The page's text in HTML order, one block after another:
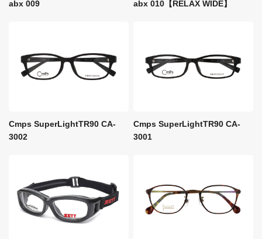
abx 009 abx 010【RELAX WIDE】
Cmps SuperLightTR90 CA-
3002
Cmps SuperLightTR90 CA-
3001